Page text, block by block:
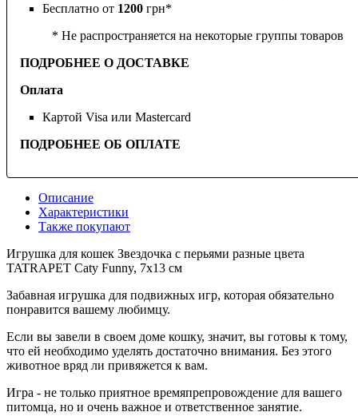
Бесплатно от 1200 грн*
* Не распространяется на некоторые группы товаров
ПОДРОБНЕЕ О ДОСТАВКЕ
Оплата
Картой Visa или Mastercard
ПОДРОБНЕЕ ОБ ОПЛАТЕ
Описание
Характеристики
Также покупают
Игрушка для кошек Звездочка с перьями разные цвета
TATRAPET Caty Funny, 7х13 см
Забавная игрушка для подвижных игр, которая обязательно
понравится вашему любимцу.
Если вы завели в своем доме кошку, значит, вы готовы к тому,
что ей необходимо уделять достаточно внимания. Без этого
животное вряд ли привяжется к вам.
Игра - не только приятное времяпрепровождение для вашего
питомца, но и очень важное и ответственное занятие.